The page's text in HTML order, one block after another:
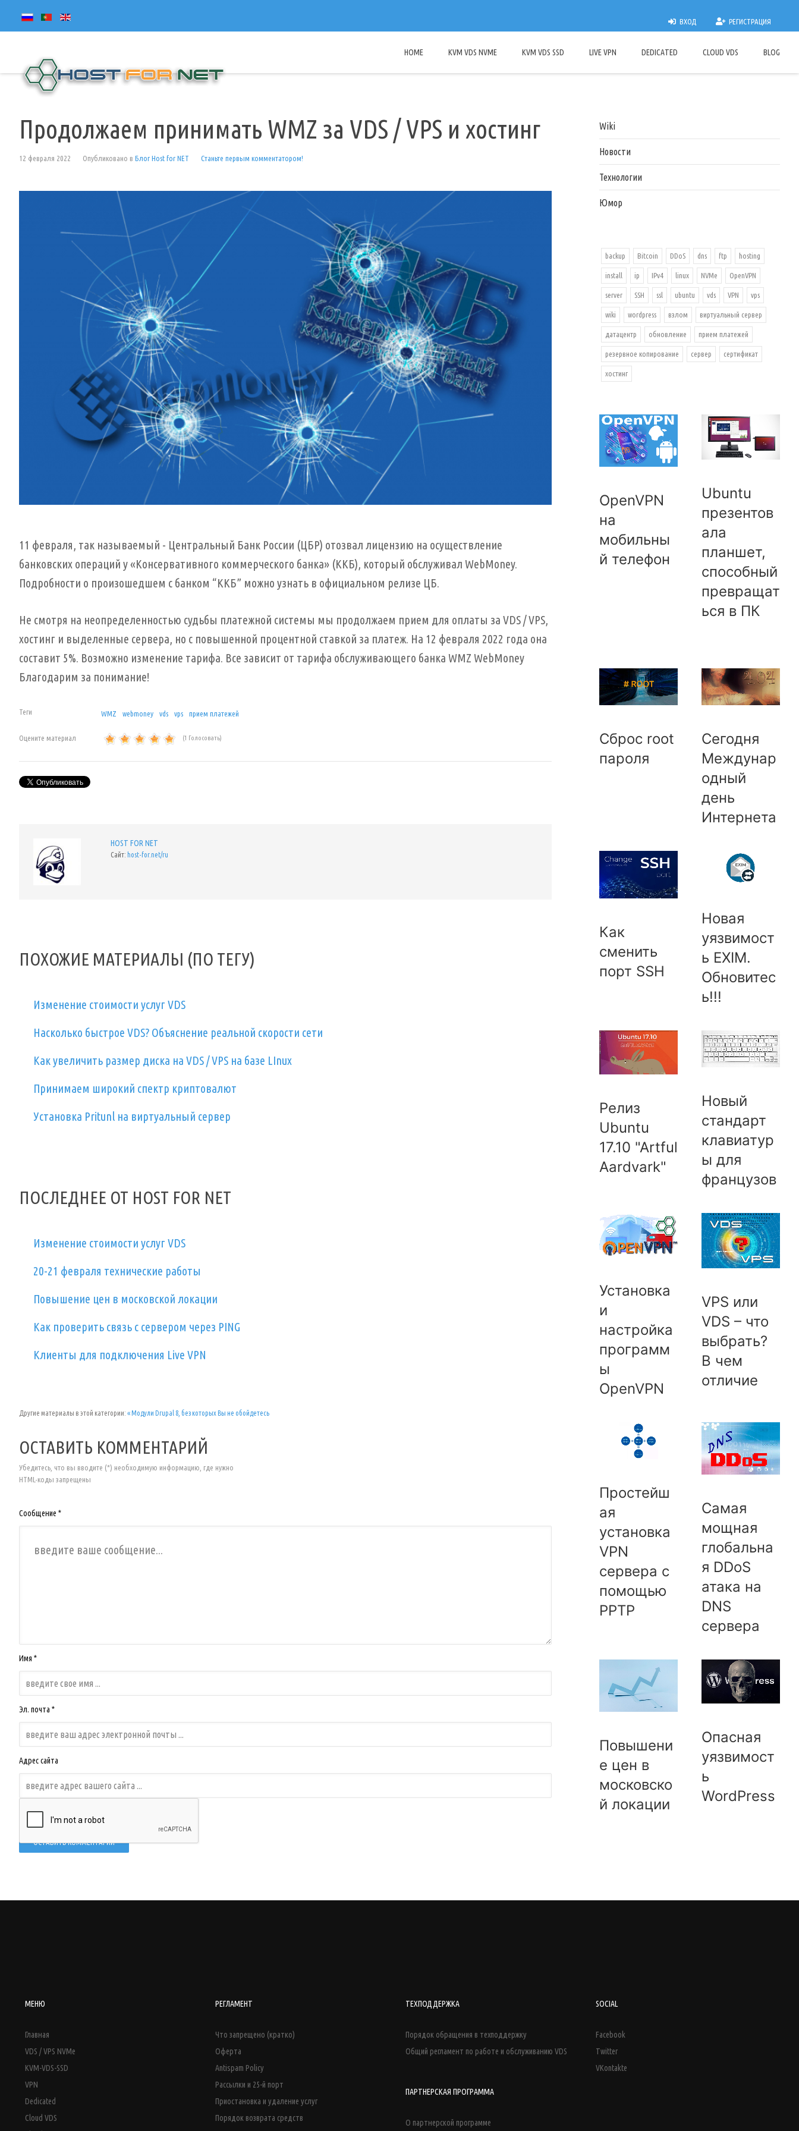
Продолжаем принимать WMZ за VDS / VPS и хостинг
12 февраля 2022 Опубликовано в Блог Host for NET Станьте первым комментатором!
11 февраля, так называемый - Центральный Банк России (ЦБР) отозвал лицензию на осуществление
банковских операций у «Консервативного коммерческого банка» (ККБ), который обслуживал WebMoney.
Подробности о произошедшем с банком “ККБ” можно узнать в официальном релизе ЦБ.
Не смотря на неопределенностью судьбы платежной системы мы продолжаем прием для оплаты за VDS /VPS
хостинг и выделенные сервера, но с повышенной процентной ставкой за платеж. На 12 февраля 2022 года она
составит 5%. Возможно изменение тарифа. Все зависит от тарифа обслуживающего банка WMZ WebMoney
Благодарим за понимание!
Теги WMZ webmoney vds vps прием платежей
Оцените материал (1 Голосовать)
HOST FOR NET
Сайт: host-for.net/ru
ПОХОЖИЕ МАТЕРИАЛЫ (ПО ТЕГУ)
Изменение стоимости услуг VDS
Насколько быстрое VDS? Объяснение реальной скорости сети
Как увеличить размер диска на VDS / VPS на базе LInux
Принимаем широкий спектр криптовалют
Установка Pritunl на виртуальный сервер
ПОСЛЕДНЕЕ ОТ HOST FOR NET
Изменение стоимости услуг VDS
20-21 февраля технические работы
Повышение цен в московской локации
Как проверить связь с сервером через PING
Клиенты для подключения Live VPN
Другие материалы в этой категории: « Модули Drupal 8, без которых Вы не обойдетесь
ОСТАВИТЬ КОММЕНТАРИЙ
Убедитесь, что вы вводите (*) необходимую информацию, где нужно
HTML-коды запрещены
Сообщение *
Имя *
Эл. почта *
Адрес сайта
Wiki
Новости
Технологии
Юмор
backup Bitcoin DDoS dns ftp hosting
install ip IPv4 linux NVMe OpenVPN
server SSH ssl ubuntu vds VPN vps
wiki wordpress взлом виртуальный сервер
датацентр обновление прием платежей
резервное копирование сервер сертификат
хостинг
OpenVPN
на
мобильны
й телефон
Ubuntu
презентов
ала
планшет,
способный
превращат
ься в ПК
Сброс root
пароля
Сегодня
Междунар
одный
день
Интернета
Как
сменить
порт SSH
Новая
уязвимост
ь EXIM.
Обновитес
ь!!!
Релиз
Ubuntu
17.10 "Artful
Aardvark"
Новый
стандарт
клавиатур
ы для
французов
Установка
и
настройка
программ
ы
OpenVPN
VPS или
VDS – что
выбрать?
В чем
отличие
Простейш
ая
установка
VPN
сервера с
помощью
PPTP
Cамая
мощная
глобальна
я DDoS
атака на
DNS
сервера
Повышени
е цен в
московско
й локации
Опасная
уязвимост
ь
WordPress
МЕНЮ
Главная
VDS / VPS NVMe
KVM-VDS-SSD
VPN
Dedicated
Cloud VDS
РЕГЛАМЕНТ
Что запрещено (кратко)
Оферта
Antispam Policy
Рассылки и 25-й порт
Приостановка и удаление услуг
Порядок возврата средств
ТЕХПОДДЕРЖКА
Порядок обращения в техподдержку
Общий регламент по работе и обслуживанию VDS
ПАРТНЕРСКАЯ ПРОГРАММА
О партнерской программе
SOCIAL
Facebook
Twitter
VKontakte
ВХОД РЕГИСТРАЦИЯ
HOME KVM VDS NVME KVM VDS SSD LIVE VPN DEDICATED CLOUD VDS BLOG